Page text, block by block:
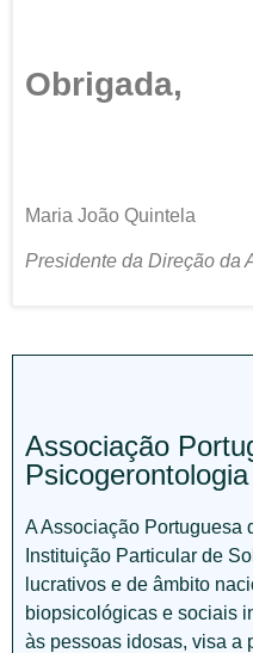
Obrigada,
Maria João Quintela
Presidente da Direção da
Associação
Psicogerontologia
A Associação Portuguesa
Instituição Particular de
lucrativos e de âmbito
biopsicológicas e sociais
às pessoas idosas, visa a